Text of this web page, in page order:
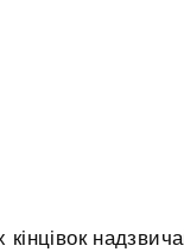
кінцівок